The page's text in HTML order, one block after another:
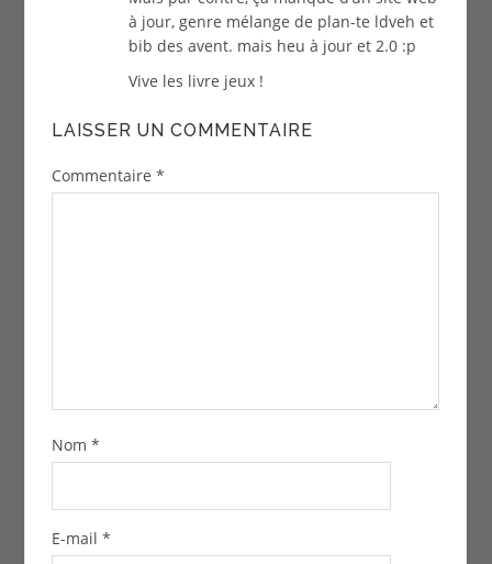
à jour, genre mélange de plan-te ldveh et
bib des avent. mais heu à jour et 2.0 :p
Vive les livre jeux !
LAISSER UN COMMENTAIRE
Commentaire *
Nom *
E-mail *